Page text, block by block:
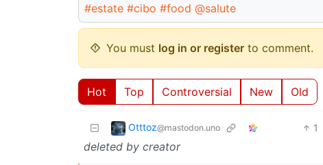
#estate #cibo #food @salute
You must log in or register to comment.
Hot Top Controversial New Old
Otttoz@mastodon.uno 1
deleted by creator